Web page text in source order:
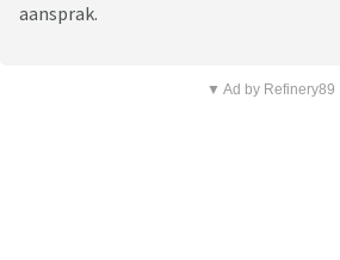
aansprak.
▼ Ad by Refinery89